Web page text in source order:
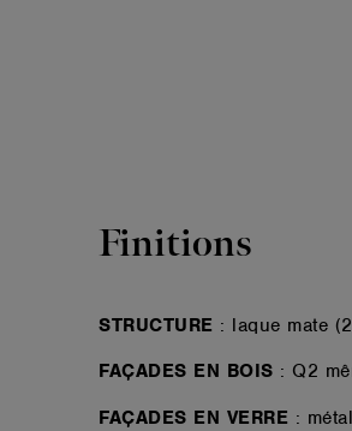
Finitions
STRUCTURE : laque mate
FAÇADES EN BOIS : Q2
FAÇADES EN VERRE :